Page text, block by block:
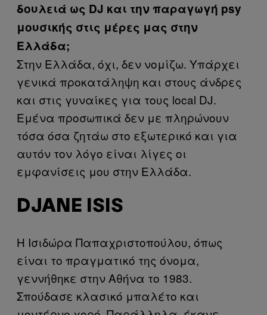
δουλειά ως DJ και την παραγωγή psy
μουσικής στις μέρες μας στην
Ελλάδα;
Στην Ελλάδα, όχι, δεν νομίζω. Υπάρχει
γενικά προκατάληψη και στους άνδρες
και στις γυναίκες για τους local DJ.
Εμένα προσωπικά δεν με πληρώνουν
τόσα όσα ζητάω στο εξωτερικό και για
αυτόν τον λόγο είναι λίγες οι
εμφανίσεις μου στην Ελλάδα.
DJANE ISIS
Η Ισιδώρα Παπαχριστοπούλου, όπως
είναι το πραγματικό της όνομα,
γεννήθηκε στην Αθήνα το 1983.
Σπούδασε κλασικό μπαλέτο και